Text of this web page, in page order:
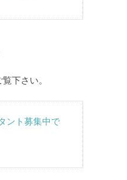
下さい。
ント募集中で